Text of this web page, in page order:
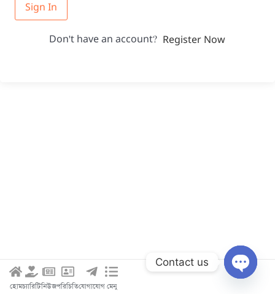
Sign In
Don't have an account? Register Now
হোমচ্যারিটিনিউজপরিচিতিযোগাযোগ মেনু
Contact us